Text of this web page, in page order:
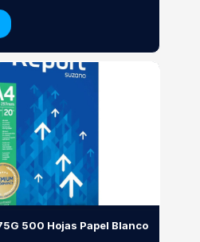
500 Hojas Papel Blanco